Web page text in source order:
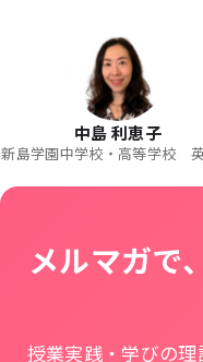
中島 利恵子
新島学園中学校・高等学校
メルマガで
授業実践・学びの